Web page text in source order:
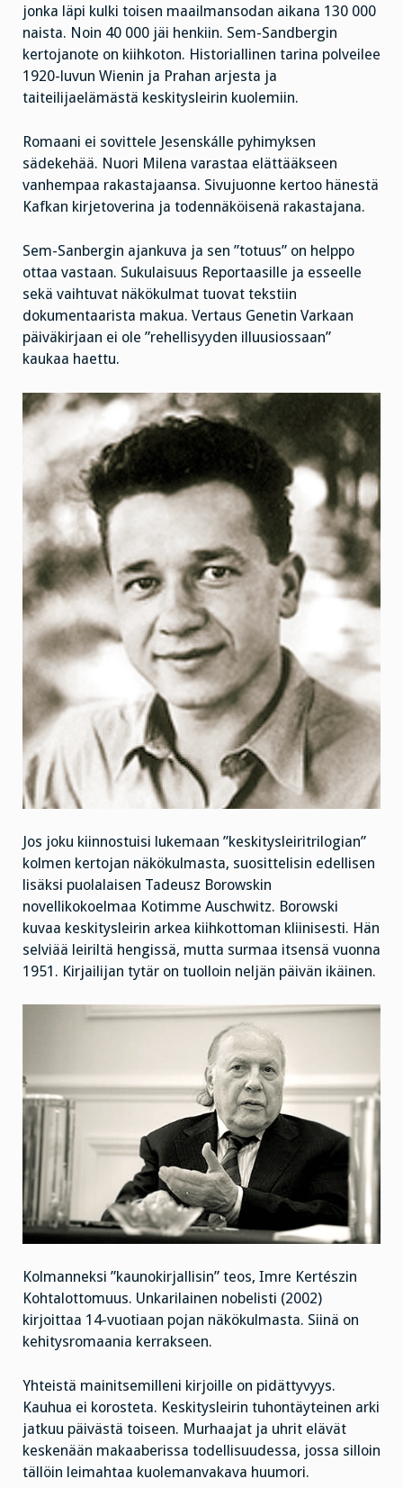
jonka läpi kulki toisen maailmansodan aikana 130 000
naista. Noin 40 000 jäi henkiin. Sem-Sandbergin
kertojanote on kiihkoton. Historiallinen tarina polveilee
1920-luvun Wienin ja Prahan arjesta ja
taiteilijaelämästä keskitysleirin kuolemiin.
Romaani ei sovittele Jesenskálle pyhimyksen
sädekehää. Nuori Milena varastaa elättääkseen
vanhempaa rakastajaansa. Sivujuonne kertoo hänestä
Kafkan kirjetoverina ja todennäköisenä rakastajana.
Sem-Sanbergin ajankuva ja sen ”totuus” on helppo
ottaa vastaan. Sukulaisuus Reportaasille ja esseelle
sekä vaihtuvat näkökulmat tuovat tekstiin
dokumentaarista makua. Vertaus Genetin Varkaan
päiväkirjaan ei ole ”rehellisyyden illuusiossaan”
kaukaa haettu.
Jos joku kiinnostuisi lukemaan ”keskitysleiritrilogian”
kolmen kertojan näkökulmasta, suosittelisin edellisen
lisäksi puolalaisen Tadeusz Borowskin
novellikokoelmaa Kotimme Auschwitz. Borowski
kuvaa keskitysleirin arkea kiihkottoman kliinisesti. Hän
selviää leiriltä hengissä, mutta surmaa itsensä vuonna
1951. Kirjailijan tytär on tuolloin neljän päivän ikäinen.
Kolmanneksi ”kaunokirjallisin” teos, Imre Kertészin
Kohtalottomuus. Unkarilainen nobelisti (2002)
kirjoittaa 14-vuotiaan pojan näkökulmasta. Siinä on
kehitysromaania kerrakseen.
Yhteistä mainitsemilleni kirjoille on pidättyvyys.
Kauhua ei korosteta. Keskitysleirin tuhontäyteinen arki
jatkuu päivästä toiseen. Murhaajat ja uhrit elävät
keskenään makaaberissa todellisuudessa, jossa silloin
tällöin leimahtaa kuolemanvakava huumori.